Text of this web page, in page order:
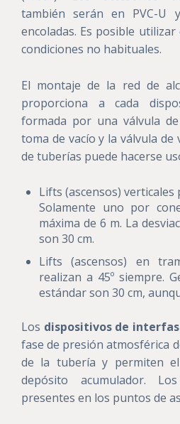
también serán en PVC-U
encoladas. Es posible
condiciones no habituales.
El montaje de la red de
proporciona a cada
formada por una válvula
toma de vacío y la válvula de
de tuberías puede hacerse
Lifts (ascensos) verticales
Solamente uno por
máxima de 6 m. La
son 30 cm.
Lifts (ascensos) en
realizan a 45º siempre.
estándar son 30 cm,
Los dispositivos de
fase de presión atmosférica
de la tubería y permiten
depósito acumulador.
presentes en los puntos de